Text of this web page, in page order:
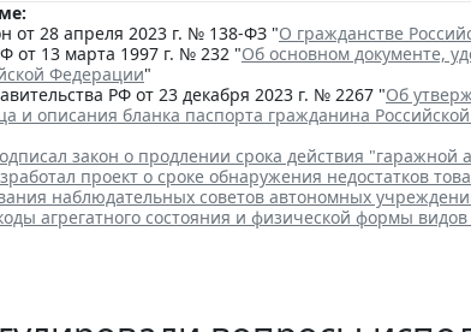
от 28 апреля 2023 г. № 138-ФЗ "О гражданстве
от 13 марта 1997 г. № 232 "Об основном документе,
Федерации"
РФ от 23 декабря 2023 г. № 2267 "Об
и описания бланка паспорта гражданина
закон о продлении срока действия "гаражной
проект о сроке обнаружения недостатков
наблюдательных советов автономных
агрегатного состояния и физической формы видов